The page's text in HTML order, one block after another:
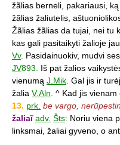
žãlias berneli, pakariausi,
žãlias žaliutelis,
Žãlias žãlias da tujai, nei tu
kas gali pasitaikyti žalioje
Vv. Pasidainuokiv, mudvi
JV893. Iš pat žalios
vienumą J.Mik. Gal jis ir
žalia V.Aln. ^ Kad jis vienam
13. prk. be vargo,
žaliaĩ adv. Šts: Noriu viena
linksmai, žaliai gyveno, o